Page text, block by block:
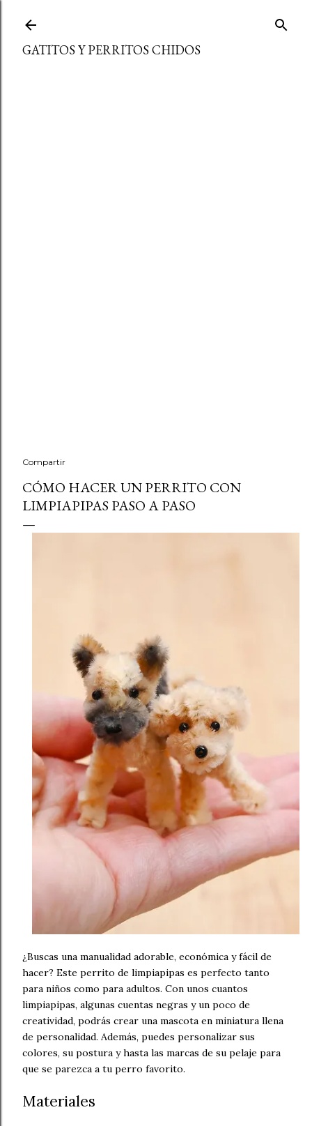
GATITOS Y PERRITOS CHIDOS
Compartir
CÓMO HACER UN PERRITO CON
LIMPIAPIPAS PASO A PASO
¿Buscas una manualidad adorable, económica y fácil de
hacer? Este perrito de limpiapipas es perfecto tanto
para niños como para adultos. Con unos cuantos
limpiapipas, algunas cuentas negras y un poco de
creatividad, podrás crear una mascota en miniatura llena
de personalidad. Además, puedes personalizar sus
colores, su postura y hasta las marcas de su pelaje para
que se parezca a tu perro favorito.
Materiales